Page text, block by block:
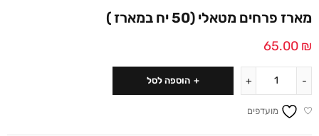
מארז פרחים מטאלי (50 יח במארז )
65.00 ₪
הוספה לסל
מועדפים